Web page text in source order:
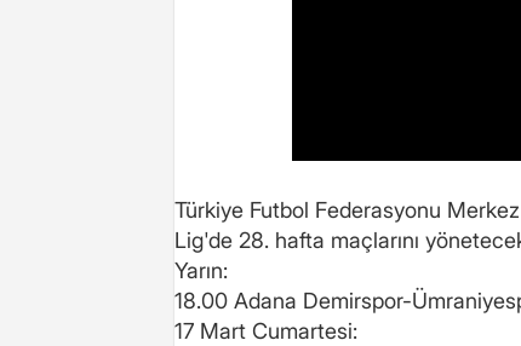
Türkiye Futbol Federasyonu
Lig'de 28. hafta maçlarını
Yarın:
18.00 Adana Demirspor-
17 Mart Cumartesi: